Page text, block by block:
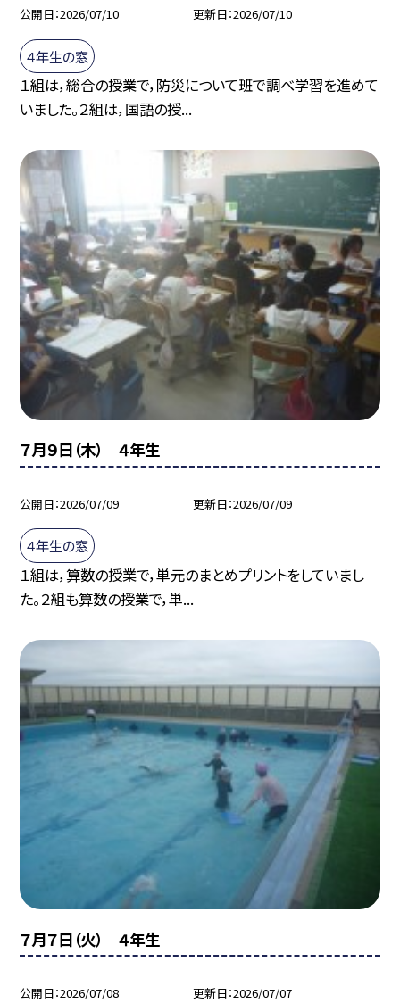
公開日 2026/07/10 更新日 2026/07/10
４年生の窓
１組は，総合の授業で，防災について班で調べ学習を進めて
いました。２組は，国語の授...
７月９日（木） ４年生
公開日 2026/07/09 更新日 2026/07/09
４年生の窓
１組は，算数の授業で，単元のまとめプリントをしていまし
た。２組も算数の授業で，単...
７月７日（火） ４年生
公開日 2026/07/08 更新日 2026/07/07